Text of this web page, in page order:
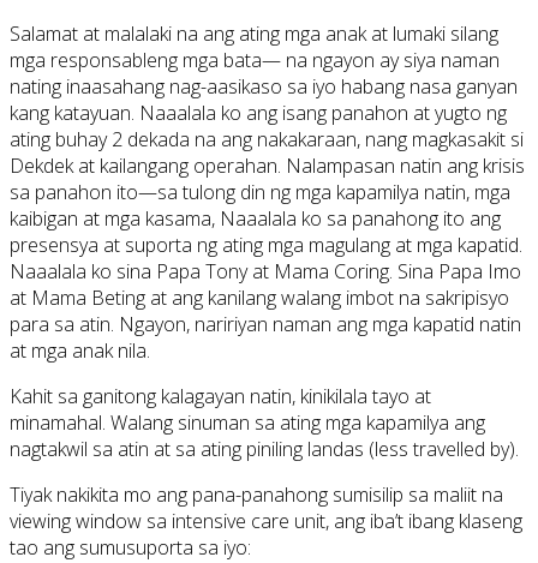
Salamat at malalaki na ang ating mga anak at lumaki silang
mga responsableng mga bata— na ngayon ay siya naman
nating inaasahang nag-aasikaso sa iyo habang nasa ganyan
kang katayuan. Naaalala ko ang isang panahon at yugto ng
ating buhay 2 dekada na ang nakakaraan, nang magkasakit si
Dekdek at kailangang operahan. Nalampasan natin ang krisis
sa panahon ito—sa tulong din ng mga kapamilya natin, mga
kaibigan at mga kasama, Naaalala ko sa panahong ito ang
presensya at suporta ng ating mga magulang at mga kapatid.
Naaalala ko sina Papa Tony at Mama Coring. Sina Papa Imo
at Mama Beting at ang kanilang walang imbot na sakripisyo
para sa atin. Ngayon, naririyan naman ang mga kapatid natin
at mga anak nila.
Kahit sa ganitong kalagayan natin, kinikilala tayo at
minamahal. Walang sinuman sa ating mga kapamilya ang
nagtakwil sa atin at sa ating piniling landas (less travelled by).
Tiyak nakikita mo ang pana-panahong sumisilip sa maliit na
viewing window sa intensive care unit, ang iba’t ibang klaseng
tao ang sumusuporta sa iyo: